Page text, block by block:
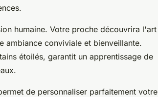
humaine. Votre proche découvrira l'art
ambiance conviviale et bienveillante.
étoilés, garantit un apprentissage de
de personnaliser parfaitement votre